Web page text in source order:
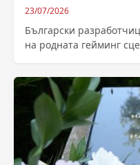
23/07/2026
Български
на родната гейминг